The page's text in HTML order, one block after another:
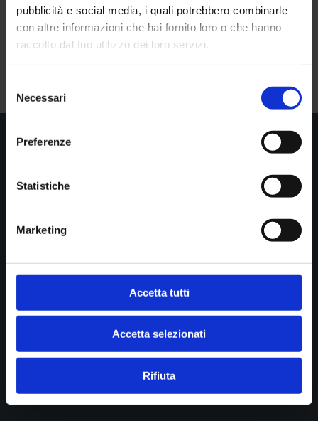
pubblicità e social media, i quali potrebbero combinarle
con altre informazioni che hai fornito loro o che hanno
raccolto dal tuo utilizzo dei loro servizi.
del
consenso
Necessari
Preferenze
Statistiche
Marketing
Accetta tutti
Accetta selezionati
Rifiuta
Cookie policy
B.go della Posta 12